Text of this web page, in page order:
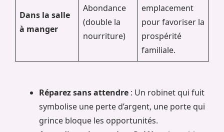
Dans la salle
à manger
Abondance
(double la
nourriture)
emplacement
pour favoriser la
prospérité
familiale.
Réparez sans attendre : Un robinet qui fuit
symbolise une perte d’argent, une porte qui
grince bloque les opportunités.